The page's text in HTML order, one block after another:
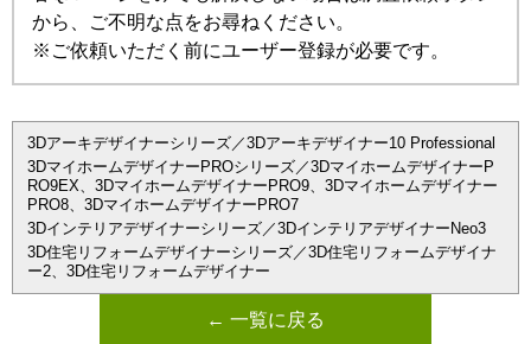
から、ご不明な点をお尋ねください。
※ご依頼いただく前にユーザー登録が必要です。
3Dアーキデザイナーシリーズ／3Dアーキデザイナー10 Professional
3DマイホームデザイナーPROシリーズ／3DマイホームデザイナーP
RO9EX、3DマイホームデザイナーPRO9、3Dマイホームデザイナー
PRO8、3DマイホームデザイナーPRO7
3Dインテリアデザイナーシリーズ／3DインテリアデザイナーNeo3
3D住宅リフォームデザイナーシリーズ／3D住宅リフォームデザイナ
ー2、3D住宅リフォームデザイナー
← 一覧に戻る